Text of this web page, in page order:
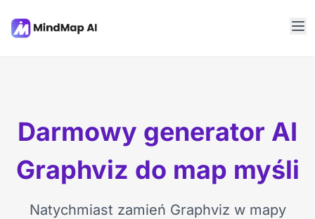
Darmowy generator AI
Graphviz do map myśli
Natychmiast zamień Graphviz w mapy